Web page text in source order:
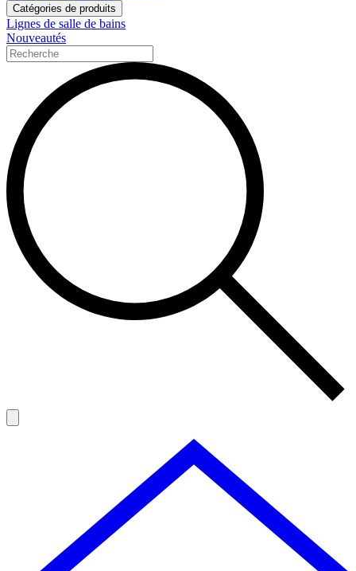
Catégories de produits
Lignes de salle de bains
Nouveautés